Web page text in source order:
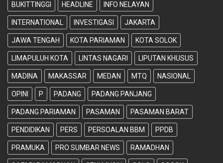
BUKITTINGGI HEADLINE INFO NELAYAN
INTERNATIONAL INVESTIGASI JAKARTA
JAWA TENGAH KOTA PARIAMAN KOTA SOLOK
LIMAPULUH KOTA LINTAS NAGARI LIPUTAN KHUSUS
MADINA MAKASSAR MEDAN MTQ NASIONAL
OPINI P PADANG PADANG PANJANG
PADANG PARIAMAN PASAMAN PASAMAN BARAT
PENDIDIKAN PERS PERSOALAN BBM PPDB
PRAMUKA PRO SUMBAR NEWS RAMADHAN